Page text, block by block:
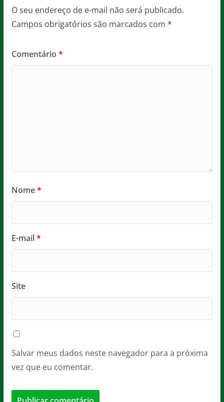
O seu endereço de e-mail não será publicado.
Campos obrigatórios são marcados com *
Comentário *
Nome*
E-mail*
Site
Salvar meus dados neste navegador para a próxima
vez que eu comentar.